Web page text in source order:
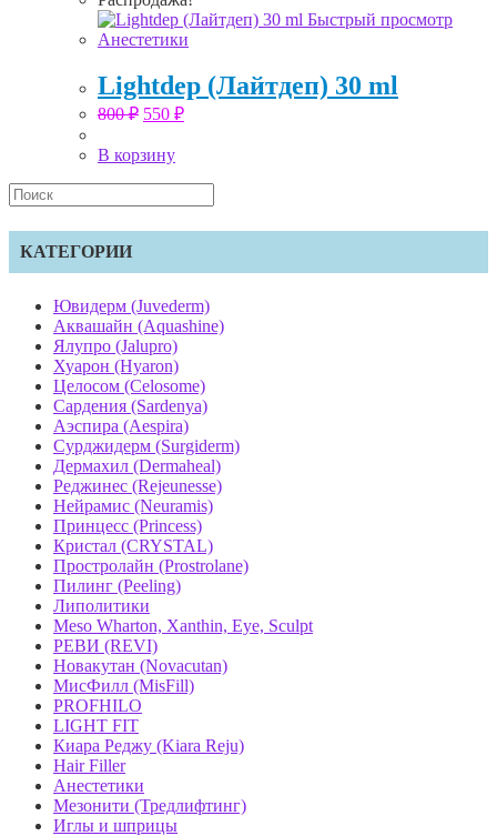
Быстрый просмотр
Анестетики
Lightdep (Лайтдеп) 30 ml
800₽ Первоначальная
составляла
550 ₽Текущая
В корзину
Search
this
website
КАТЕГОРИИ
Ювидерм (Juvederm)
Аквашайн (Aquashine)
Ялупро (Jalupro)
Хуарон (Hyaron)
Целосом (Celosome)
Сардения (Sardenya)
Аэспира (Aespira)
Сурджидерм (Surgiderm)
Дермахил (Dermaheal)
Реджинес (Rejeunesse)
Нейрамис (Neuramis)
Принцесс (Princess)
Кристал (CRYSTAL)
Простролайн (Prostrolane)
Пилинг (Peeling)
Липолитики
Meso Wharton, Xanthin, Eye, Sculpt
РЕВИ (REVI)
Новакутан (Novacutan)
МисФилл (MisFill)
PROFHILO
LIGHT FIT
Киара Реджу (Kiara Reju)
Hair Filler
Анестетики
Мезонити (Тредлифтинг)
Иглы и шприцы